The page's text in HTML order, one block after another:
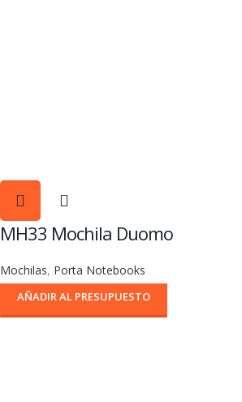
MH33 Mochila Duomo
Mochilas, Porta Notebooks
AÑADIR AL PRESUPUESTO